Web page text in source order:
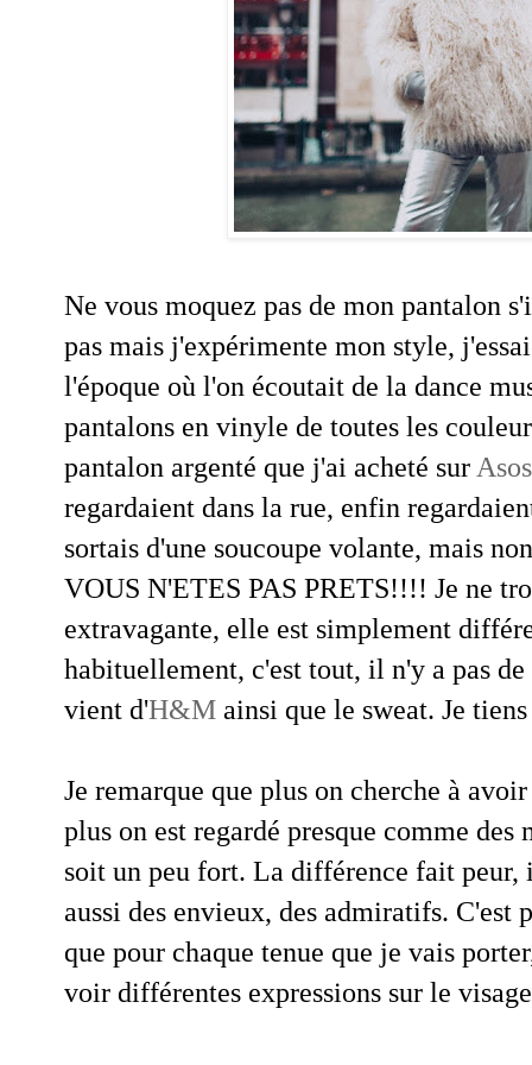
Ne vous moquez pas de mon pantalon
pas mais j'expérimente mon style,
l'époque où l'on écoutait de la dance
pantalons en vinyle de toutes les
pantalon argenté que j'ai acheté sur Asos
regardaient dans la rue, enfin
sortais d'une soucoupe volante, mais
VOUS N'ETES PAS PRETS!!!! Je ne
extravagante, elle est simplement
habituellement, c'est tout, il n'y a pas
vient d'H&M ainsi que le sweat. Je
Je remarque que plus on cherche à
plus on est regardé presque comme
soit un peu fort. La différence fait peur,
aussi des envieux, des admiratifs. C'est
que pour chaque tenue que je vais
voir différentes expressions sur le